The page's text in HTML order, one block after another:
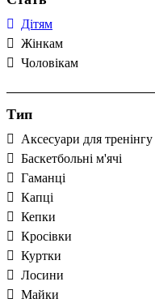
Дітям
Жінкам
Чоловікам
Тип
Аксесуари для тренінгу
Баскетбольні м'ячі
Гаманці
Капці
Кепки
Кросівки
Куртки
Лосини
Майки